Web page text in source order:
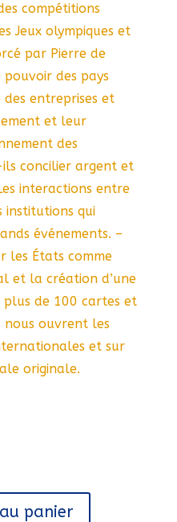
compétitions
Jeux olympiques et
par Pierre de
des pays
entreprises et
et leur
des
concilier argent et
interactions entre
institutions qui
événements. –
les États comme
et la création d’une
plus de 100 cartes et
nous ouvrent les
et sur
originale.
panier